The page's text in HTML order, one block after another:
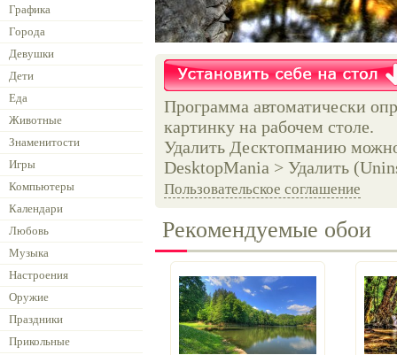
Графика
Города
Девушки
Дети
Еда
Животные
Знаменитости
Игры
Компьютеры
Календари
Любовь
Музыка
Настроения
Оружие
Праздники
Прикольные
Программа автоматически
картинку на рабочем столе.
Удалить Десктопманию
DesktopMania > Удалить
Пользовательское соглашение
Рекомендуемые обои